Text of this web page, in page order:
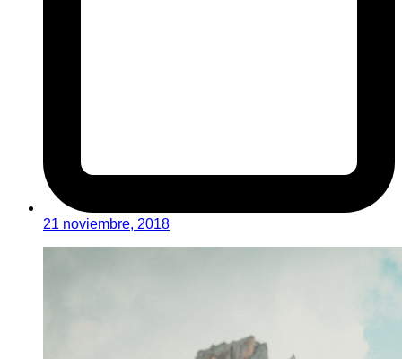
21 noviembre, 2018